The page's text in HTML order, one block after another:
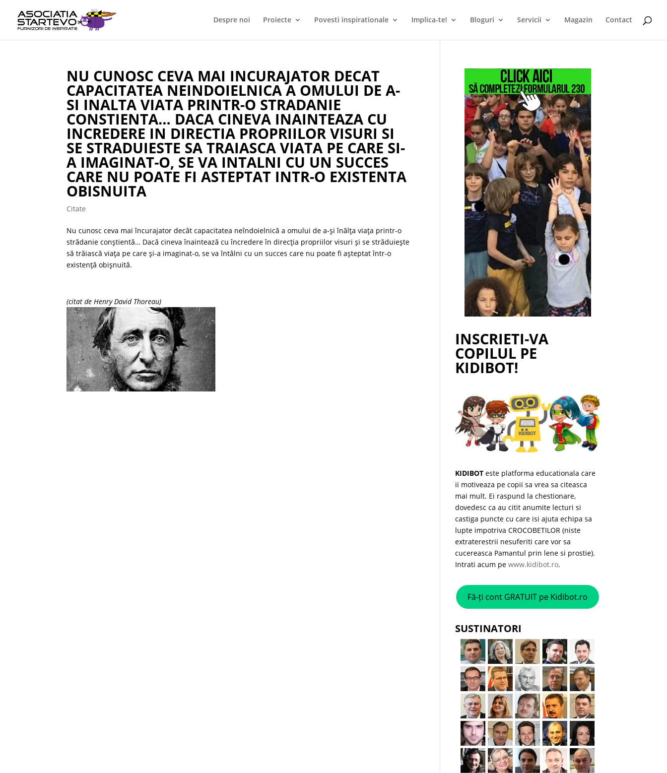
Despre noi Proiecte Povesti inspirationale Implica-te! Bloguri Servicii Magazin Contact
NU CUNOSC CEVA MAI INCURAJATOR DECAT
CAPACITATEA NEINDOIELNICA A OMULUI DE A-
SI INALTA VIATA PRINTR-O STRADANIE
CONSTIENTA… DACA CINEVA INAINTEAZA CU
INCREDERE IN DIRECTIA PROPRIILOR VISURI SI
SE STRADUIESTE SA TRAIASCA VIATA PE CARE SI-
A IMAGINAT-O, SE VA INTALNI CU UN SUCCES
CARE NU POATE FI ASTEPTAT INTR-O EXISTENTA
OBISNUITA
Citate
Nu cunosc ceva mai încurajator decât capacitatea neîndoielnică a omului de a-şi înălţa viaţa printr-o
strădanie conştientă… Dacă cineva înaintează cu încredere în direcţia propriilor visuri şi se străduieşte
să trăiască viaţa pe care şi-a imaginat-o, se va întâlni cu un succes care nu poate fi aşteptat într-o
existenţă obişnuită.
(citat de Henry David Thoreau)
INSCRIETI-VA
COPILUL PE
KIDIBOT!
KIDIBOT este platforma educationala care
ii motiveaza pe copii sa vrea sa citeasca
mai mult. Ei raspund la chestionare,
dovedesc ca au citit anumite lecturi si
castiga puncte cu care isi ajuta echipa sa
lupte impotriva CROCOBETILOR (niste
extraterestrii nesuferiti care vor sa
cucereasca Pamantul prin lene si prostie).
Intrati acum pewww.kidibot.ro.
Fă-ți cont GRATUIT pe Kidibot.ro
SUSTINATORI